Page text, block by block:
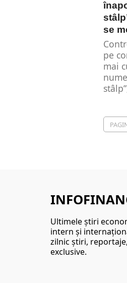
se
pe
mai
Ultimele ştiri
intern şi
zilnic ştiri,
exclusive.